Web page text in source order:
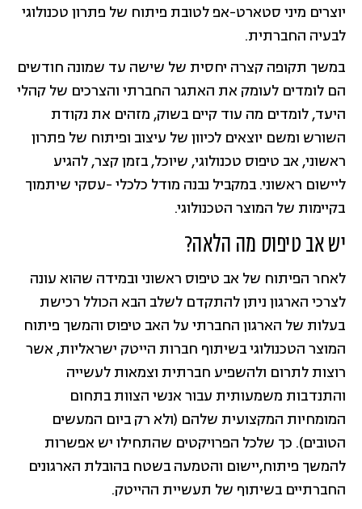
יוצרים מיני סטארט-אפ לטובת פיתוח של פתרון טכנולוגי
לבעיה החברתית.
במשך תקופה קצרה יחסית של שישה עד שמונה חודשים
הם לומדים לעומק את האתגר החברתי והצרכים של קהלי
היעד, לומדים מה עוד קיים בשוק, מזהים את נקודת
השורש ומשם יוצאים לכיוון של עיצוב ופיתוח של פתרון
ראשוני, אב טיפוס טכנולוגי, שיוכל, בזמן קצר, להגיע
ליישום ראשוני. במקביל נבנה מודל כלכלי -עסקי שיתמוך
בקיימות של המוצר הטכנולוגי.
יש אב טיפוס מה הלאה?
לאחר הפיתוח של אב טיפוס ראשוני ובמידה שהוא עונה
לצרכי הארגון ניתן להתקדם לשלב הבא הכולל רכישת
בעלות של הארגון החברתי על האב טיפוס והמשך פיתוח
המוצר הטכנולוגי בשיתוף חברות הייטק ישראליות, אשר
רוצות לתרום ולהשפיע חברתית וצמאות לעשייה
והתנדבות משמעותית עבור אנשי הצוות בתחום
המומחיות המקצועית שלהם (ולא רק ביום המעשים
הטובים). כך שלכל הפרויקטים שהתחילו יש אפשרות
להמשך פיתוח,יישום והטמעה בשטח בהובלת הארגונים
החברתיים בשיתוף של תעשיית ההייטק.